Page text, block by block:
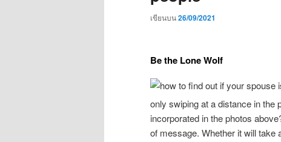
เขียนบน26/09/2021
Be the Lone Wolf
only swiping at a distance in the
incorporated in the photos
of message. Whether it will take